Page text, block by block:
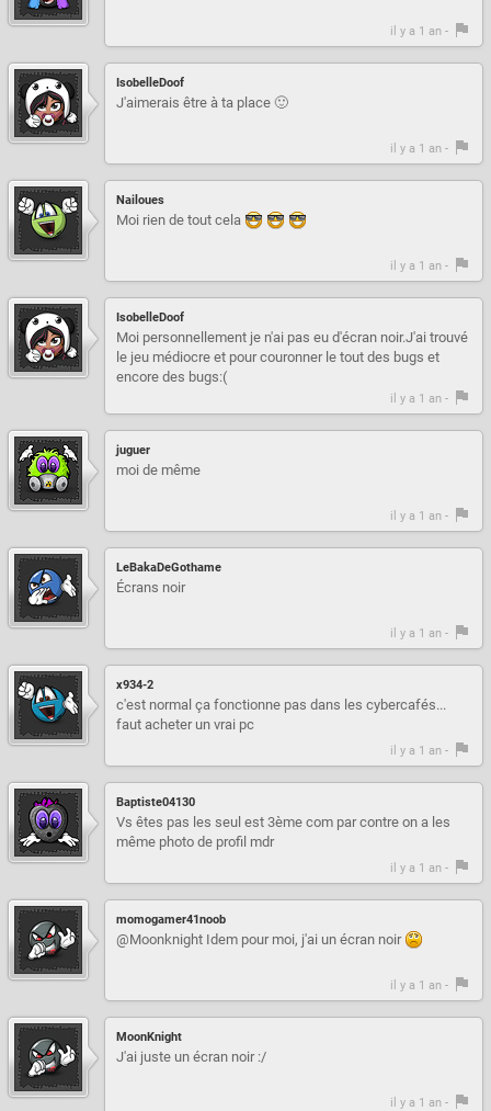
il y a 1 an -
IsobelleDoof
J'aimerais être à ta place 🙂
il y a 1 an -
Nailoues
Moi rien de tout cela
il y a 1 an -
IsobelleDoof
Moi personnellement je n'ai pas eu d'écran noir.J'ai trouvé
le jeu médiocre et pour couronner le tout des bugs et
encore des bugs:(
il y a 1 an -
juguer
moi de même
il y a 1 an -
LeBakaDeGothame
Écrans noir
il y a 1 an -
x934-2
c'est normal ça fonctionne pas dans les cybercafés...
faut acheter un vrai pc
il y a 1 an -
Baptiste04130
Vs êtes pas les seul est 3ème com par contre on a les
même photo de profil mdr
il y a 1 an -
momogamer41noob
@Moonknight Idem pour moi, j'ai un écran noir
il y a 1 an -
MoonKnight
J'ai juste un écran noir :/
il y a 1 an -